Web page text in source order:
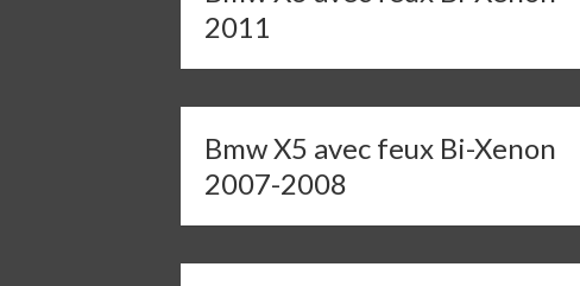
2011
Bmw X5 avec feux Bi-Xenon
2007-2008